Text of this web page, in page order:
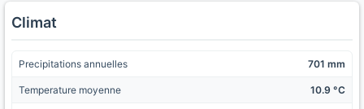
Climat
Precipitations annuelles 701 mm
Temperature moyenne 10.9 °C